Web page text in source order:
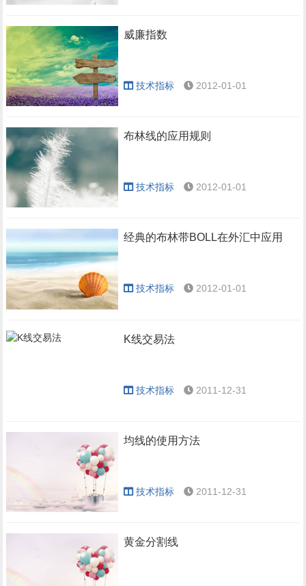
威廉指数
技术指标 2012-01-01
布林线的应用规则
技术指标 2012-01-01
经典的布林带BOLL在外汇中应用
技术指标 2012-01-01
K线交易法
技术指标 2011-12-31
均线的使用方法
技术指标 2011-12-31
黄金分割线